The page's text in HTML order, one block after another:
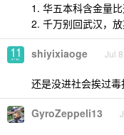
1. 华五本科含金量
2. 千万别回武汉，
shiyixiaoge Jul 8
还是没进社会挨过
GyroZeppeli13